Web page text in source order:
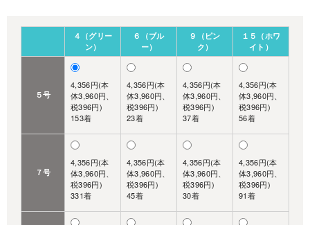
４（グリー
ン）
６（ブル
ー）
９（ピン
ク）
１５（ホワ
イト）
５号
4,356円(本
体3,960円、
税396円)
153着
4,356円(本
体3,960円、
税396円)
23着
4,356円(本
体3,960円、
税396円)
37着
4,356円(本
体3,960円、
税396円)
56着
７号
4,356円(本
体3,960円、
税396円)
331着
4,356円(本
体3,960円、
税396円)
45着
4,356円(本
体3,960円、
税396円)
30着
4,356円(本
体3,960円、
税396円)
91着